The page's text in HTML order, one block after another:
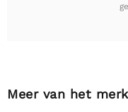
Meer van het merk